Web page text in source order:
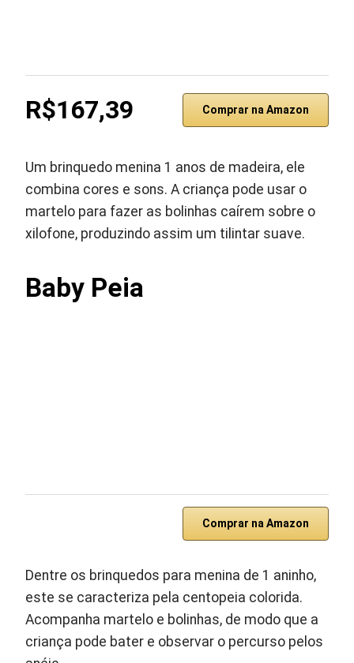
R$167,39 Comprar na Amazon
Um brinquedo menina 1 anos de madeira, ele
combina cores e sons. A criança pode usar o
martelo para fazer as bolinhas caírem sobre o
xilofone, produzindo assim um tilintar suave.
Baby Peia
Comprar na Amazon
Dentre os brinquedos para menina de 1 aninho,
este se caracteriza pela centopeia colorida.
Acompanha martelo e bolinhas, de modo que a
criança pode bater e observar o percurso pelos